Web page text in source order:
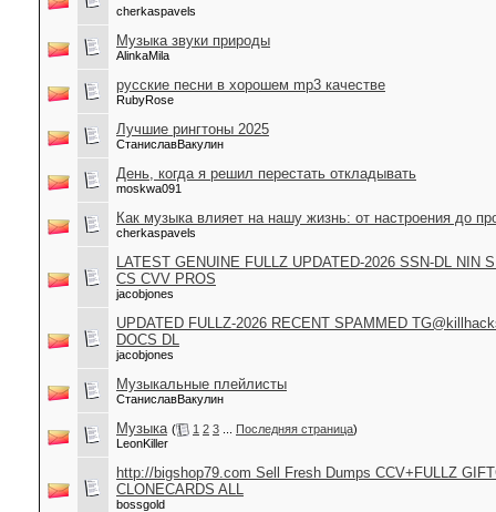
cherkaspavels
Музыка звуки природы
AlinkaMila
русские песни в хорошем mp3 качестве
RubyRose
Лучшие рингтоны 2025
СтаниславВакулин
День, когда я решил перестать откладывать
moskwa091
Как музыка влияет на нашу жизнь: от настроения до
cherkaspavels
LATEST GENUINE FULLZ UPDATED-2026 SSN-DL NIN
CS CVV PROS
jacobjones
UPDATED FULLZ-2026 RECENT SPAMMED
DOCS DL
jacobjones
Музыкальные плейлисты
СтаниславВакулин
Музыка ( 1 2 3 Последняя страница)
LeonKiller
http://bigshop79.com Sell Fresh Dumps CCV+FULLZ
CLONECARDS ALL
bossgold